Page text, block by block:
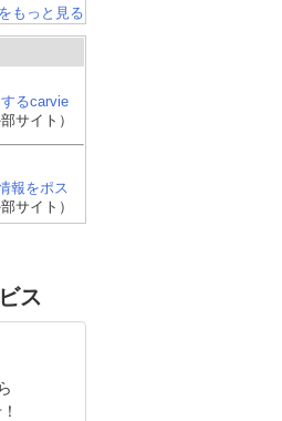
メルセデス・ベンツ Eク
もっと見る
るcarvie
部サイト）
報をポス
部サイト）
ス